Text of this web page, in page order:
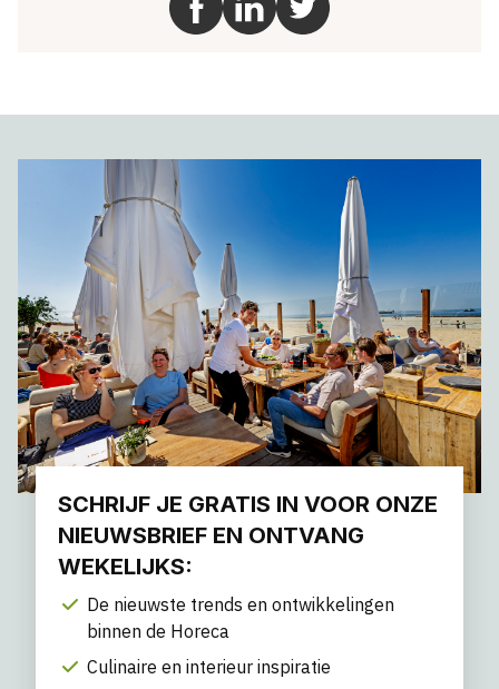
SCHRIJF JE GRATIS IN VOOR ONZE
NIEUWSBRIEF EN ONTVANG
WEKELIJKS:
De nieuwste trends en ontwikkelingen
binnen de Horeca
Culinaire en interieur inspiratie